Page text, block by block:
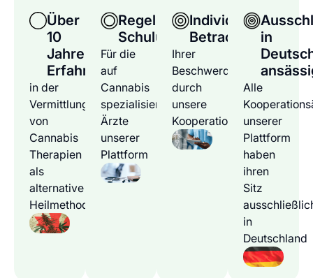
Über
10
Jahre
Erfahrung
in der
Vermittlung
von
Cannabis
Therapien
als
alternative
Heilmethode
Regelmäßige
Schulungen
Für die
auf
Cannabis
spezialisierten
Ärzte
unserer
Plattform
Individuelle
Betrachtung
Ihrer
Beschwerden
durch
unsere
Kooperationsärzte
in
Alle
unserer
Plattform
haben
ihren
Sitz
in
Deutschland